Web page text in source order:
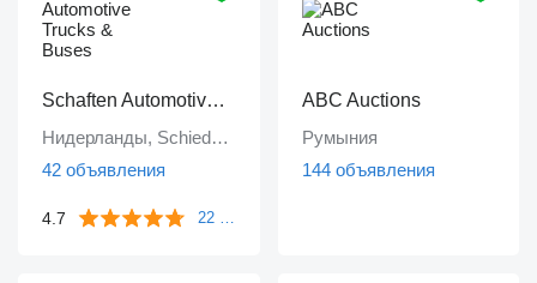
Schaften Automotive Trucks & Buses
Нидерланды, Schiedam
42 объявления
4.7 22 отзыва
ABC Auctions
Румыния
144 объявления